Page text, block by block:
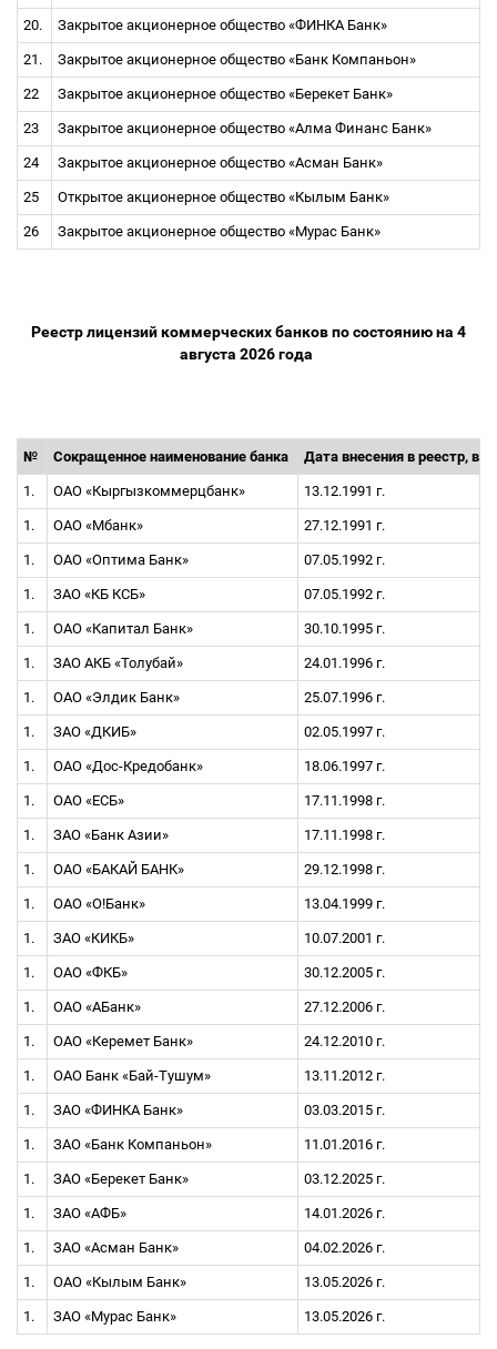
20. Закрытое акционерное общество «ФИНКА Банк»
21. Закрытое акционерное общество «Банк Компаньон»
22 Закрытое акционерное общество «Берекет Банк»
23 Закрытое акционерное общество «Алма Финанс Банк»
24 Закрытое акционерное общество «Асман Банк»
25 Открытое акционерное общество «Кылым Банк»
26 Закрытое акционерное общество «Мурас Банк»
Реестр лицензий коммерческих банков по состоянию на 4
августа 2026 года
№ Сокращенное наименование банка Дата внесения в реестр,
1. ОАО «Кыргызкоммерцбанк» 13.12.1991 г.
1. ОАО «Мбанк» 27.12.1991 г.
1. ОАО «Оптима Банк» 07.05.1992 г.
1. ЗАО «КБ КСБ» 07.05.1992 г.
1. ОАО «Капитал Банк» 30.10.1995 г.
1. ЗАО АКБ «Толубай» 24.01.1996 г.
1. ОАО «Элдик Банк» 25.07.1996 г.
1. ЗАО «ДКИБ» 02.05.1997 г.
1. ОАО «Дос-Кредобанк» 18.06.1997 г.
1. ОАО «ЕCБ» 17.11.1998 г.
1. ЗАО «Банк Азии» 17.11.1998 г.
1. ОАО «БАКАЙ БАНК» 29.12.1998 г.
1. ОАО «О!Банк» 13.04.1999 г.
1. ЗАО «КИКБ» 10.07.2001 г.
1. ОАО «ФКБ» 30.12.2005 г.
1. ОАО «АБанк» 27.12.2006 г.
1. ОАО «Керемет Банк» 24.12.2010 г.
1. ОАО Банк «Бай-Тушум» 13.11.2012 г.
1. ЗАО «ФИНКА Банк» 03.03.2015 г.
1. ЗАО «Банк Компаньон» 11.01.2016 г.
1. ЗАО «Берекет Банк» 03.12.2025 г.
1. ЗАО «АФБ» 14.01.2026 г.
1. ЗАО «Асман Банк» 04.02.2026 г.
1. ОАО «Кылым Банк» 13.05.2026 г.
1. ЗАО «Мурас Банк» 13.05.2026 г.